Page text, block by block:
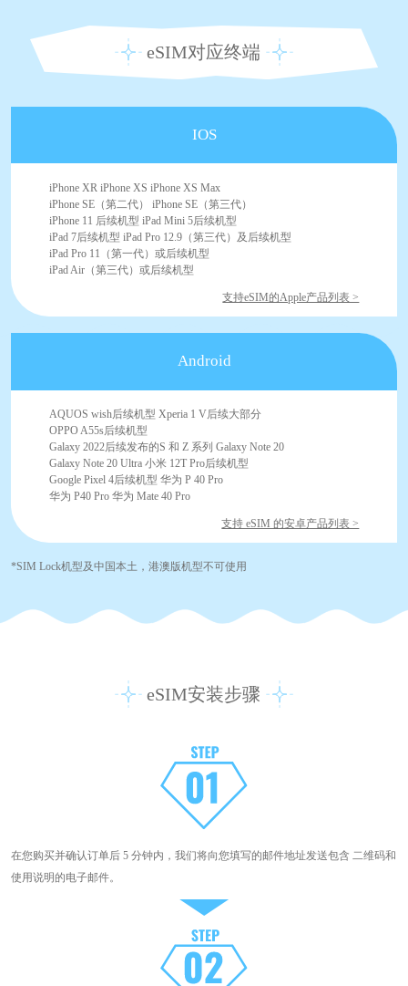
eSIM对应终端
IOS
iPhone XR iPhone XS iPhone XS Max
iPhone SE（第二代） iPhone SE（第三代）
iPhone 11 后续机型 iPad Mini 5后续机型
iPad 7后续机型 iPad Pro 12.9（第三代）及后续机型
iPad Pro 11（第一代）或后续机型
iPad Air（第三代）或后续机型
支持eSIM的Apple产品列表 >
Android
AQUOS wish后续机型 Xperia 1 V后续大部分
OPPO A55s后续机型
Galaxy 2022后续发布的S 和 Z 系列 Galaxy Note 20
Galaxy Note 20 Ultra 小米 12T Pro后续机型
Google Pixel 4后续机型 华为 P 40 Pro
华为 P40 Pro 华为 Mate 40 Pro
支持 eSIM 的安卓产品列表 >
*SIM Lock机型及中国本土，港澳版机型不可使用
eSIM安装步骤
在您购买并确认订单后 5 分钟内，我们将向您填写的邮件地址发送包含 二维码和
使用说明的电子邮件。